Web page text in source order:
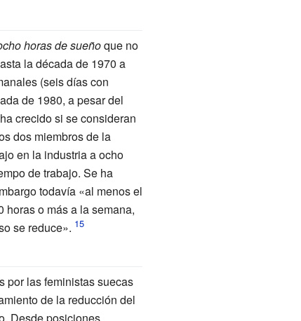
horas de sueñoque no
la década de 1970 a
(seis días con
de 1980, a pesar del
crecido si se consideran
dos miembros de la
en la industria a ocho
de trabajo. Se ha
todavía «al menos el
o más a la semana,
se reduce».
por las feministas suecas
de la reducción del
Desde posiciones